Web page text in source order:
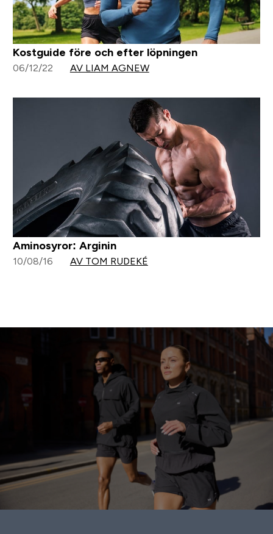
Kostguide före och efter löpningen
06/12/22 AV LIAM AGNEW
Aminosyror: Arginin
10/08/16 AV TOM RUDEKÉ